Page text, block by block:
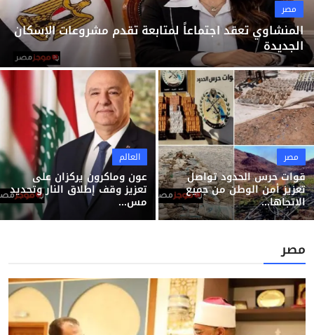
مصر
المنشاوي تعقد اجتماعاً لمتابعة تقدم مشروعات الإسكان
الجديدة
مصر
قوات حرس الحدود تواصل
تعزيز أمن الوطن من جميع
الاتجاها...
العالم
عون وماكرون يركزان على
تعزيز وقف إطلاق النار وتحديد
مس...
مصر